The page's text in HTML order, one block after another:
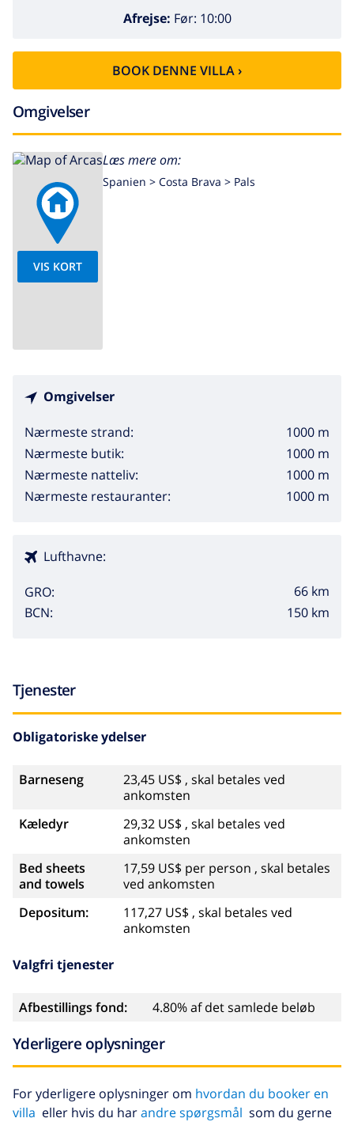
Afrejse: Før: 10:00
BOOK DENNE VILLA ›
Omgivelser
VIS KORT
Læs mere om:
Spanien > Costa Brava > Pals
Omgivelser
Nærmeste strand:
1000 m
Nærmeste butik:
1000 m
Nærmeste natteliv:
1000 m
Nærmeste restauranter:
1000 m
Lufthavne:
GRO:
66 km
BCN:
150 km
Tjenester
Obligatoriske ydelser
Barneseng
23,45 US$ , skal betales ved
ankomsten
Kæledyr
29,32 US$ , skal betales ved
ankomsten
Bed sheets
and towels
17,59 US$ per person , skal betales
ved ankomsten
Depositum:
117,27 US$ , skal betales ved
ankomsten
Valgfri tjenester
Afbestillings fond: 4.80% af det samlede beløb
Yderligere oplysninger
For yderligere oplysninger om hvordan du booker en
villa eller hvis du harandre spørgsmål som du gerne